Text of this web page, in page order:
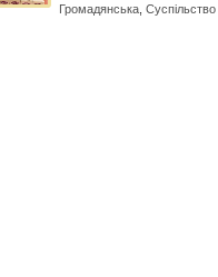
Громадянська ,Суспільство